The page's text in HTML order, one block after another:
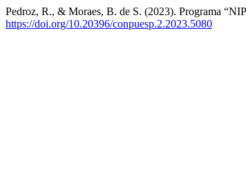
Pedroz, R., & Moraes, B. de S. (2023). Programa
https://doi.org/10.20396/conpuesp.2.2023.5080